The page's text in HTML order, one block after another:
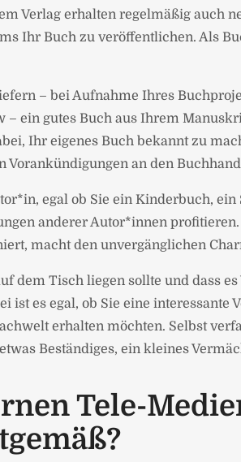
Verlag erhalten regelmäßig auch
Ihr Buch zu veröffentlichen. Als
– bei Aufnahme Ihres
ein gutes Buch aus Ihrem
Ihr eigenes Buch bekannt zu
an den
egal ob Sie ein Kinderbuch,
anderer Autor*innen
macht den unvergänglichen
dem Tisch liegen sollte und dass
es egal, ob Sie eine interessante
erhalten möchten. Selbst
Beständiges, ein kleines
Tele-